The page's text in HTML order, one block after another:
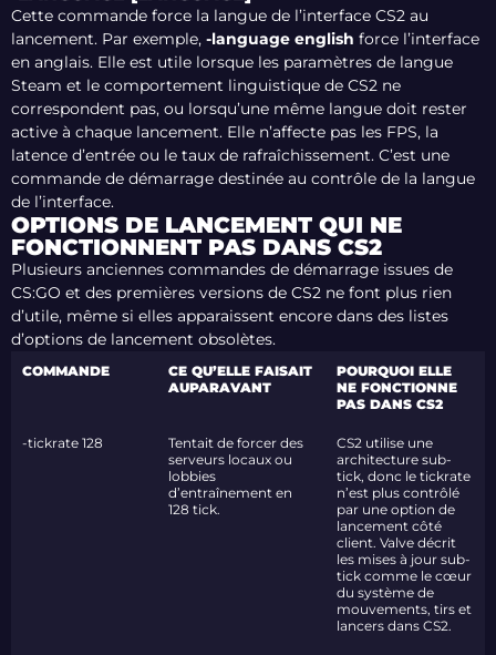
Cette commande force la langue de l’interface CS2 au
lancement. Par exemple, -language english force l’interface
en anglais. Elle est utile lorsque les paramètres de langue
Steam et le comportement linguistique de CS2 ne
correspondent pas, ou lorsqu’une même langue doit rester
active à chaque lancement. Elle n’affecte pas les FPS, la
latence d’entrée ou le taux de rafraîchissement. C’est une
commande de démarrage destinée au contrôle de la langue
de l’interface.
OPTIONS DE LANCEMENT QUI NE
FONCTIONNENT PAS DANS CS2
Plusieurs anciennes commandes de démarrage issues de
CS:GO et des premières versions de CS2 ne font plus rien
d’utile, même si elles apparaissent encore dans des listes
d’options de lancement obsolètes.
COMMANDE
CE QU’ELLE FAISAIT
AUPARAVANT
POURQUOI ELLE
NE FONCTIONNE
PAS DANS CS2
-tickrate 128
Tentait de forcer des
serveurs locaux ou
lobbies
d’entraînement en
128 tick.
CS2 utilise une
architecture sub-
tick, donc le tickrate
n’est plus contrôlé
par une option de
lancement côté
client. Valve décrit
les mises à jour sub-
tick comme le cœur
du système de
mouvements, tirs et
lancers dans CS2.